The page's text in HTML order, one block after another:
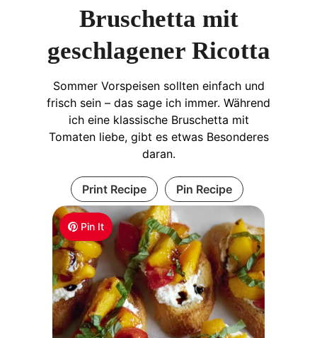
Pin It
Bruschetta mit
geschlagener Ricotta
Sommer Vorspeisen sollten einfach und
frisch sein – das sage ich immer. Während
ich eine klassische Bruschetta mit
Tomaten liebe, gibt es etwas Besonderes
daran.
Print Recipe Pin Recipe